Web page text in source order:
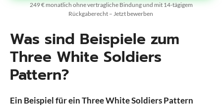
249 € monatlich ohne vertragliche Bindung und mit 14-tägigem
Rückgaberecht – Jetzt bewerben
Was sind Beispiele zum
Three White Soldiers
Pattern?
Ein Beispiel für ein Three White Soldiers Pattern